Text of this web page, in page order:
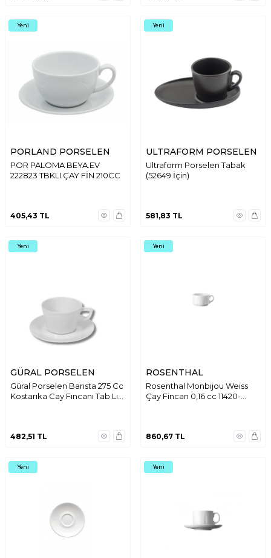
Yeni
PORLAND PORSELEN
POR PALOMA BEYA.EV
222823 TBKLI.ÇAY FİN 210CC
405,43 TL
Yeni
ULTRAFORM PORSELEN
Ultraform Porselen Tabak
(52649 İçin)
581,83 TL
Yeni
GÜRAL PORSELEN
Güral Porselen Barısta 275 Cc
Kostarıka Cay Fıncanı Tab.Lı
482,51 TL
Yeni
ROSENTHAL
Rosenthal Monbijou Weiss
Çay Fincan 0,16 cc 11420-
860,67 TL
Yeni Yeni